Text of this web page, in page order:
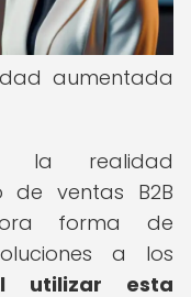
aumentada
la realidad
ventas B2B
forma de
a los
utilizar esta